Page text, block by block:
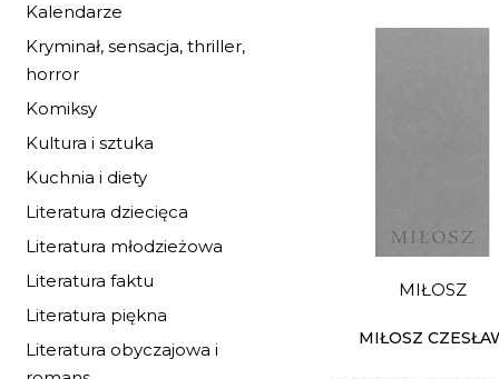
Kalendarze
Kryminał, sensacja, thriller,
horror
Komiksy
Kultura i sztuka
Kuchnia i diety
Literatura dziecięca
Literatura młodzieżowa
Literatura faktu
Literatura piękna
Literatura obyczajowa i
NARODOWE
26,00 złnajniższa
MIŁOSZ
MIŁOSZ